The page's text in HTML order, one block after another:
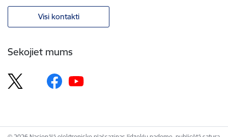
Visi kontakti
Sekojiet mums